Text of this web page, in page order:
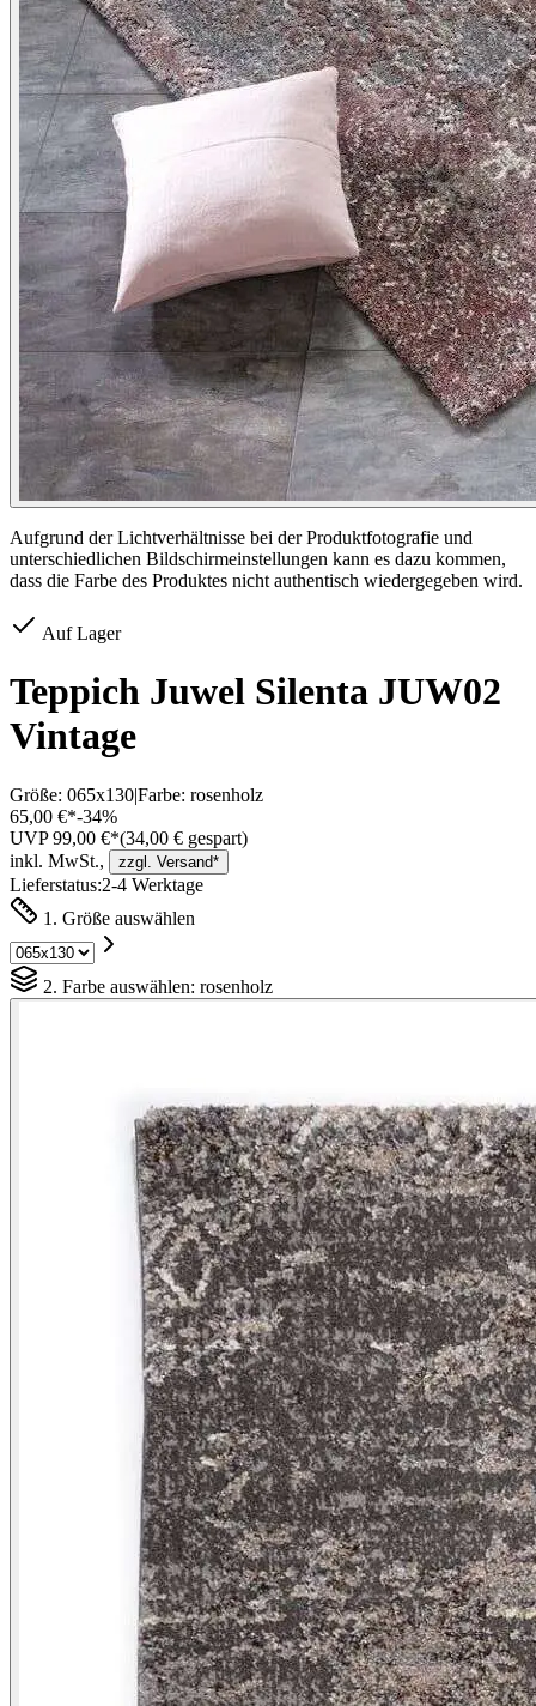
Aufgrund der Lichtverhältnisse bei der Produktfotografie und
unterschiedlichen Bildschirmeinstellungen kann es dazu kommen,
dass die Farbe des Produktes nicht authentisch wiedergegeben wird.
Auf Lager
Teppich Juwel Silenta JUW02
Vintage
Größe: 065x130|Farbe: rosenholz
65,00 €*-34%
UVP 99,00 €*(34,00 € gespart)
inkl. MwSt.,
zzgl. Versand*
Lieferstatus:2-4 Werktage
1. Größe auswählen
2. Farbe auswählen: rosenholz